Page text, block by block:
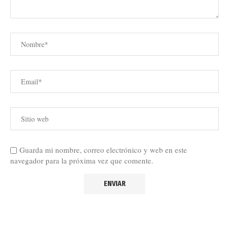
Guarda mi nombre, correo electrónico y web en este
navegador para la próxima vez que comente.